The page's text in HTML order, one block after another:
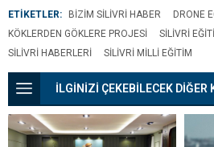
ETİKETLER: BIZIM SILIVRI HABER
DRONE
KÖKLERDEN GÖKLERE PROJESI
SILIVRI
SILIVRI HABERLERI
SILIVRI MILLI EĞITIM
İLGİNİZİ ÇEKEBİLECEK DİĞER